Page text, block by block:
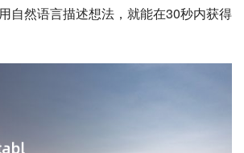
自然语言描述想法，就能在30秒内获得